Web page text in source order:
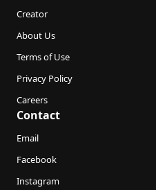
Creator
About Us
Terms of Use
Privacy Policy
Careers
Contact
Email
Facebook
Instagram